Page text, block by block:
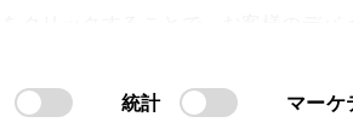
統計 マーケ